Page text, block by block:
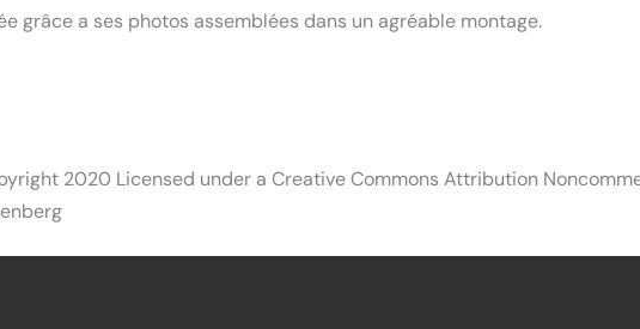
a ses photos assemblées dans un agréable montage.
2020 Licensed under a Creative Commons Attribution